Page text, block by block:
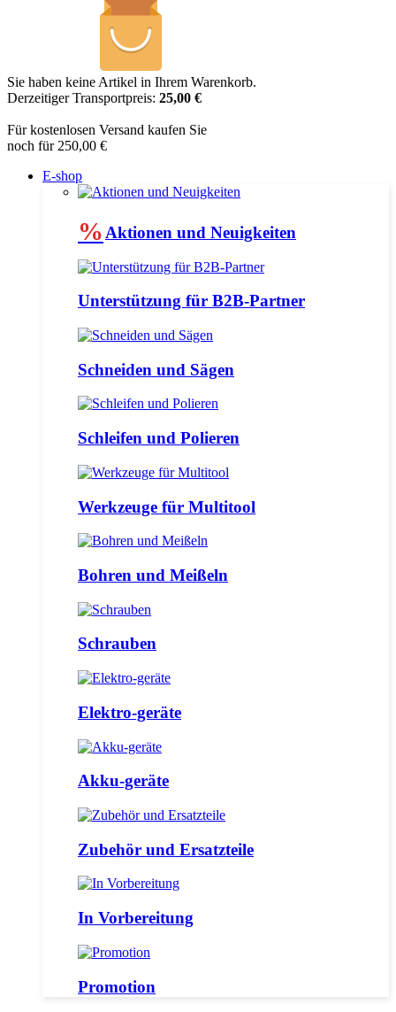
Sie haben keine Artikel in Ihrem Warenkorb.
Derzeitiger Transportpreis: 25,00 €
Für kostenlosen Versand kaufen Sie
noch für 250,00 €
E-shop
% Aktionen und Neuigkeiten
Unterstützung für B2B-Partner
Schneiden und Sägen
Schleifen und Polieren
Werkzeuge für Multitool
Bohren und Meißeln
Schrauben
Elektro-geräte
Akku-geräte
Zubehör und Ersatzteile
In Vorbereitung
Promotion